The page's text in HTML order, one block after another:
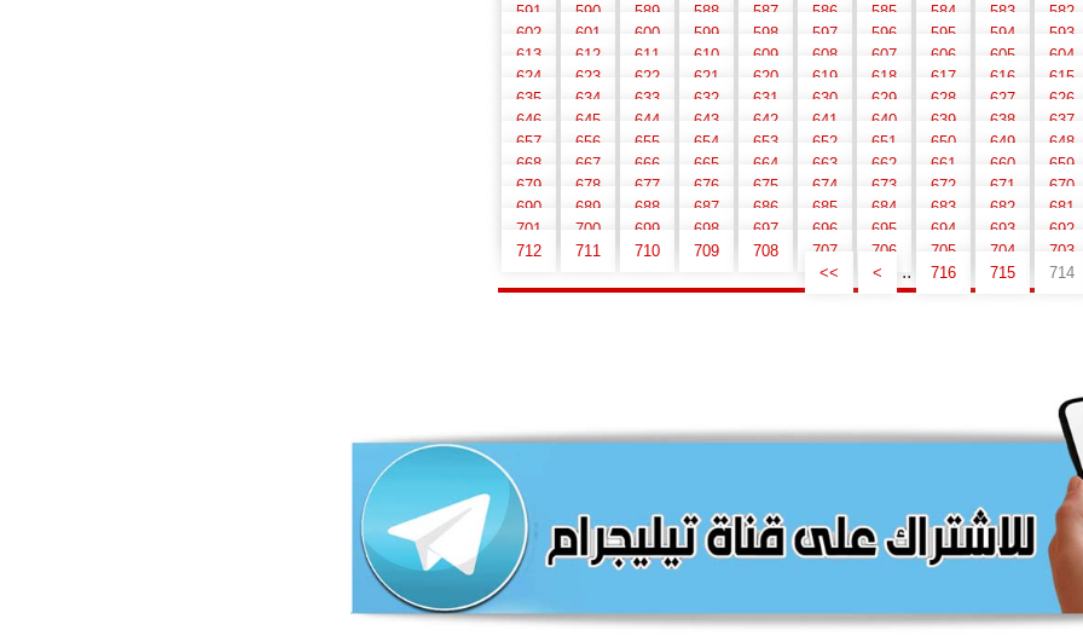
582
583
584
585
586
587
588
589
590
591
593
594
595
596
597
598
599
600
601
602
604
605
606
607
608
609
610
611
612
613
615
616
617
618
619
620
621
622
623
624
626
627
628
629
630
631
632
633
634
635
637
638
639
640
641
642
643
644
645
646
648
649
650
651
652
653
654
655
656
657
659
660
661
662
663
664
665
666
667
668
670
671
672
673
674
675
676
677
678
679
681
682
683
684
685
686
687
688
689
690
692
693
694
695
696
697
698
699
700
701
703
704
705
706
707
708
709
710
711
712
714
715
716
..
>
>>